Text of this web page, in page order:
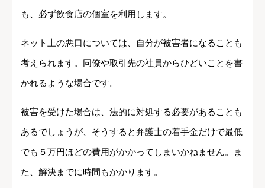
も、必ず飲食店の個室を利用します。
ネット上の悪口については、自分が被害者になることも
考えられます。同僚や取引先の社員からひどいことを書
かれるような場合です。
被害を受けた場合は、法的に対処する必要があることも
あるでしょうが、そうすると弁護士の着手金だけで最低
でも５万円ほどの費用がかかってしまいかねません。ま
た、解決までに時間もかかります。